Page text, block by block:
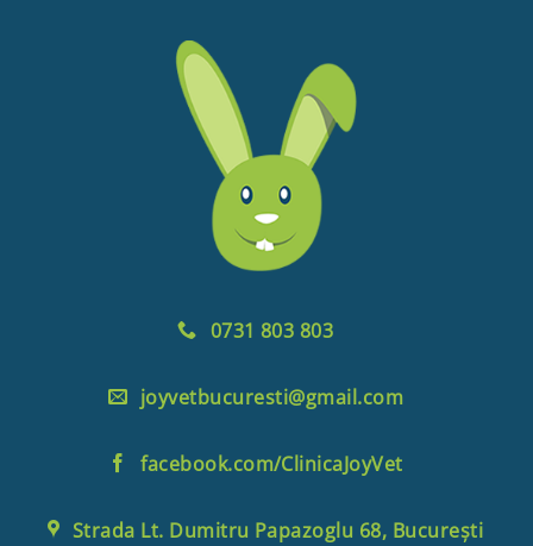
0731 803 803
joyvetbucuresti@gmail.com
facebook.com/ClinicaJoyVet
Strada Lt. Dumitru Papazoglu 68, București